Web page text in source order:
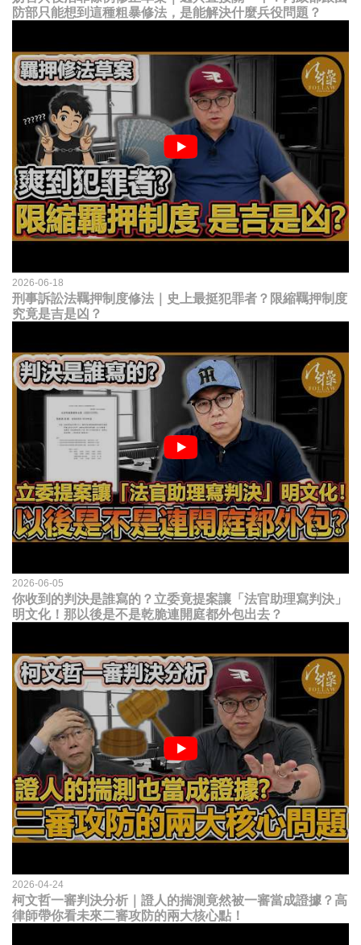
防部只能想到這種粗暴修法，是能解決什麼兵役問題？
2026-06-18
刑事訴訟法羈押制度修法｜史上最挺犯罪者？限縮羈押制度
究竟是吉是凶？
2026-06-05
你收到的判決是誰寫的？立委竟提案讓「法官助理寫判決」
明文化！那以後是不是乾脆連開庭都外包出去？
2026-04-24
柯文哲一審判決分析｜證人的揣測竟然被一審當成證據？高
律師帶你看未來二審攻防的兩大核心點！